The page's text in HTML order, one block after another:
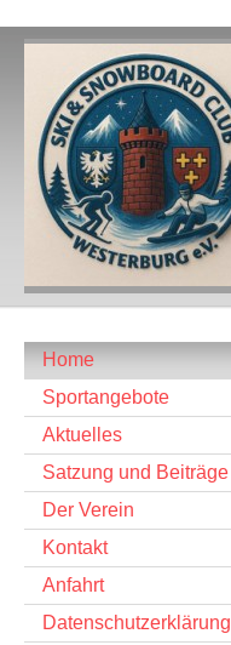
Home
Sportangebote
Aktuelles
Satzung und Beiträge
Der Verein
Kontakt
Anfahrt
Datenschutzerklärung